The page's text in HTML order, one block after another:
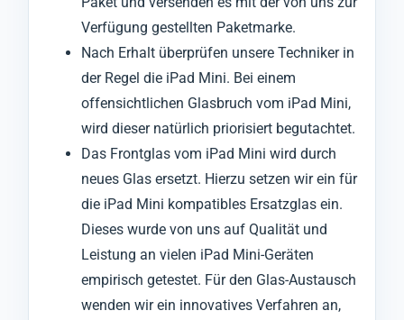
Verfügung gestellten Paketmarke.
Nach Erhalt überprüfen unsere Techniker in
der Regel die iPad Mini. Bei einem
offensichtlichen Glasbruch vom iPad Mini,
wird dieser natürlich priorisiert begutachtet.
Das Frontglas vom iPad Mini wird durch
neues Glas ersetzt. Hierzu setzen wir ein für
die iPad Mini kompatibles Ersatzglas ein.
Dieses wurde von uns auf Qualität und
Leistung an vielen iPad Mini-Geräten
empirisch getestet. Für den Glas-Austausch
wenden wir ein innovatives Verfahren an,